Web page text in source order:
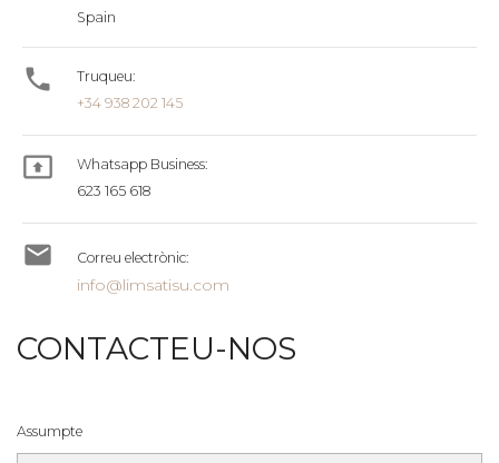
Spain

Truqueu:
+34 938 202 145

Whatsapp Business:
623 165 618
 Correu electrònic:
info@limsatisu.com
CONTACTEU-NOS
Assumpte